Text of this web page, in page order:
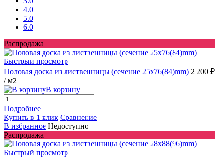
4.0
5.0
6.0
Распродажа
Быстрый просмотр
Половая доска из лиственницы (сечение 25x76(84)mm) 2 200 ₽
/ м2
В корзину
Подробнее
Купить в 1 клик Сравнение
В избранное Недоступно
Распродажа
Быстрый просмотр